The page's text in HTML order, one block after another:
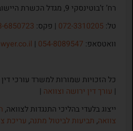
רח’ ז’בוטינסקי 9, מגדל הכשרת היישוב, בני ברק 5126417
טל: 072-3310205| פקס: 6850723
וואטסאפ: 054-8089547
|
כל הזכויות שמורות למשרד עורכי
| עורך דין ירושה וצוואה|
ייצוג בלעדי בהליכי התנגדות לצוואה,
צוואה, תביעות לביטול מתנה, עריכת